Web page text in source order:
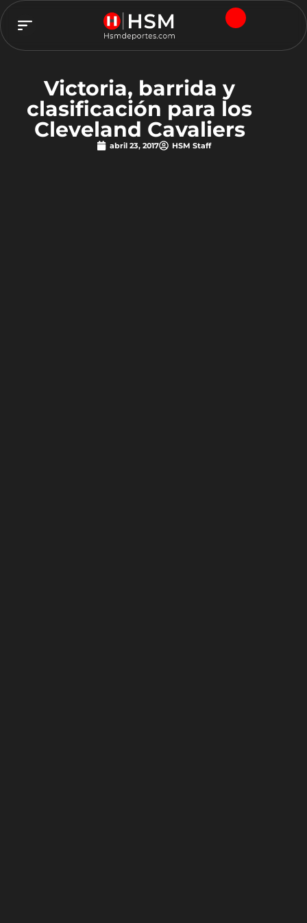
Victoria, barrida y
clasificación para los
Cleveland Cavaliers
abril 23, 2017 HSM Staff